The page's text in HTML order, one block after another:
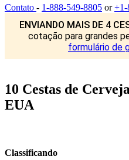
Contato - 1-888-549-8805 or+1-
ENVIANDO MAIS DE 4
cotação para grandes
formulário de
10 Cestas de
EUA
Classificando